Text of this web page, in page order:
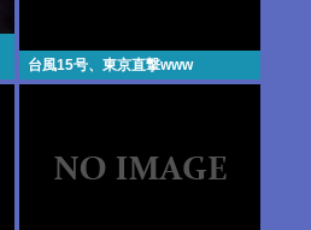
台風15号、東京直撃www